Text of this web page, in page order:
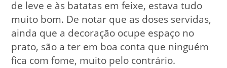
de leve e às batatas em feixe, estava tudo
muito bom. De notar que as doses servidas,
ainda que a decoração ocupe espaço no
prato, são a ter em boa conta que ninguém
fica com fome, muito pelo contrário.